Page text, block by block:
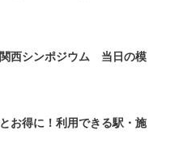
西シンポジウム 当日の模
お得に！利用できる駅・施